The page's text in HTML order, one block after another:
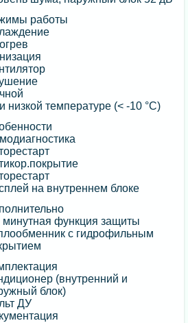
работы
низкой температуре (< -10 °C)
на внутреннем блоке
минутная функция защиты
с гидрофильным
(внутренний и
блок)
ДУ